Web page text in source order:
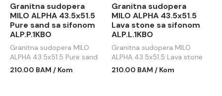
Granitna sudopera
MILO ALPHA 43.5x51.5
Pure sand sa sifonom
ALP.P.1KBO
Granitna sudopera MILO
ALPHA 43.5x51.5 Pure sand
sa sifonom ALP.P.1KBO
210.00 BAM / Kom
Granitna sudopera
MILO ALPHA 43.5x51.5
Lava stone sa sifonom
ALP.L.1KBO
Granitna sudopera MILO
ALPHA 43.5x51.5 Lava stone
sa sifonom ALP.L.1KBO
210.00 BAM / Kom